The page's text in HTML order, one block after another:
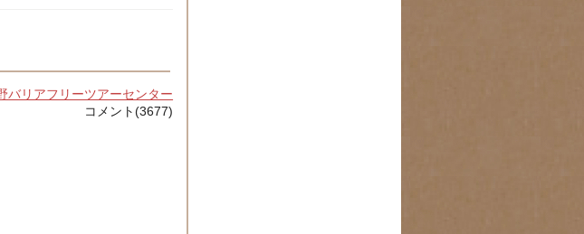
バリアフリーツアーセンター
コメント(3677)